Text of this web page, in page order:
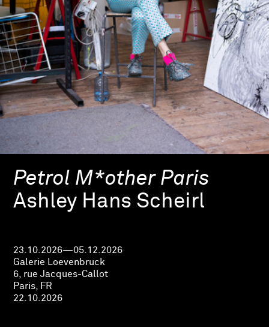
Petrol M*other Paris
Ashley Hans Scheirl
23.10.2026—05.12.2026
Galerie Loevenbruck
6, rue Jacques-Callot
Paris, FR
22.10.2026